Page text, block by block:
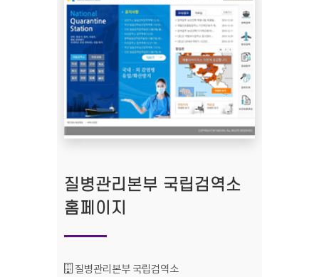
질병관리본부 국립검역소
홈페이지
기관명 :
질병관리본부 국립검역소